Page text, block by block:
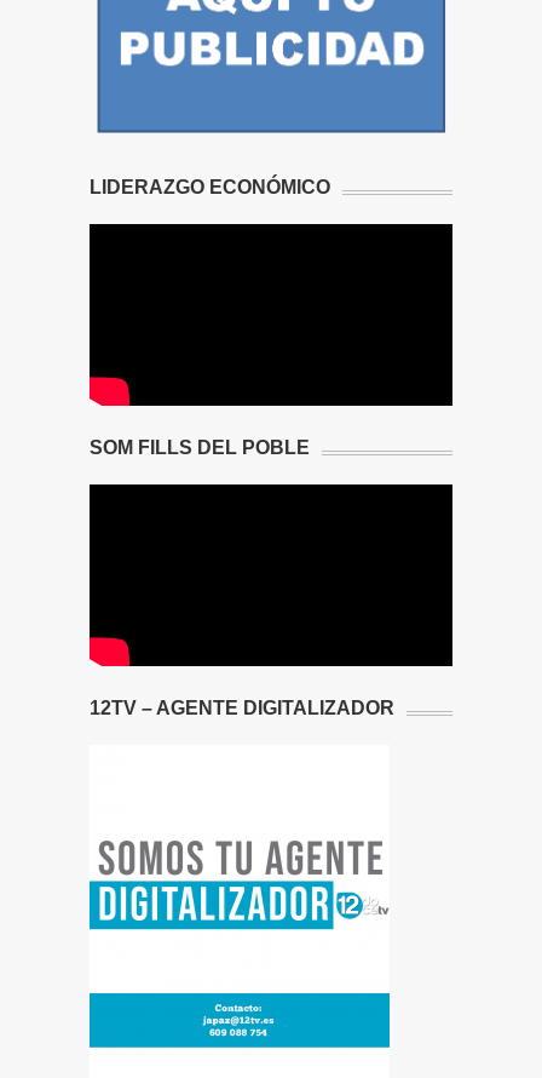
LIDERAZGO ECONÓMICO
SOM FILLS DEL POBLE
12TV – AGENTE DIGITALIZADOR